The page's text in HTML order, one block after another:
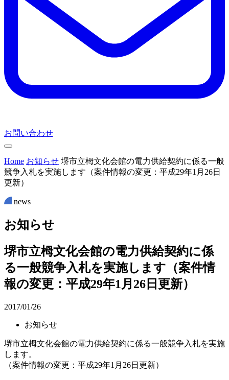
お問い合わせ
Home お知らせ 堺市立栂文化会館の電力供給契約に係る一般
競争入札を実施します（案件情報の変更：平成29年1月26日
更新）
news
お知らせ
堺市立栂文化会館の電力供給契約に係
る一般競争入札を実施します（案件情
報の変更：平成29年1月26日更新）
2017/01/26
お知らせ
堺市立栂文化会館の電力供給契約に係る一般競争入札を実施
します。
（案件情報の変更：平成29年1月26日更新）